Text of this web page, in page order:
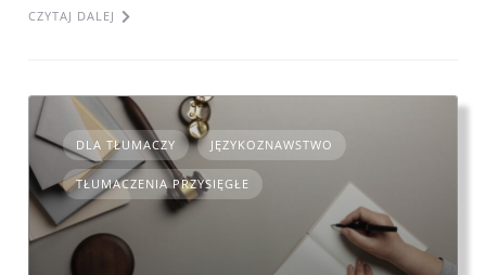
CZYTAJ DALEJ
DLA TŁUMACZY JĘZYKOZNAWSTWO
TŁUMACZENIA PRZYSIĘGŁE